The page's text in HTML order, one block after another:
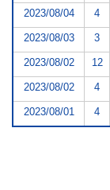
2023/08/04 4
2023/08/03 3
2023/08/02 12
2023/08/02 4
2023/08/01 4